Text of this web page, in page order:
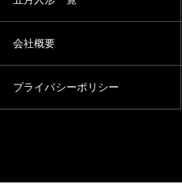
会社概要
プライバシーポリシー